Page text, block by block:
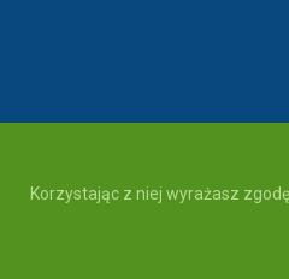
copyright © 2020 Region
Korzystając z niej wyrażasz